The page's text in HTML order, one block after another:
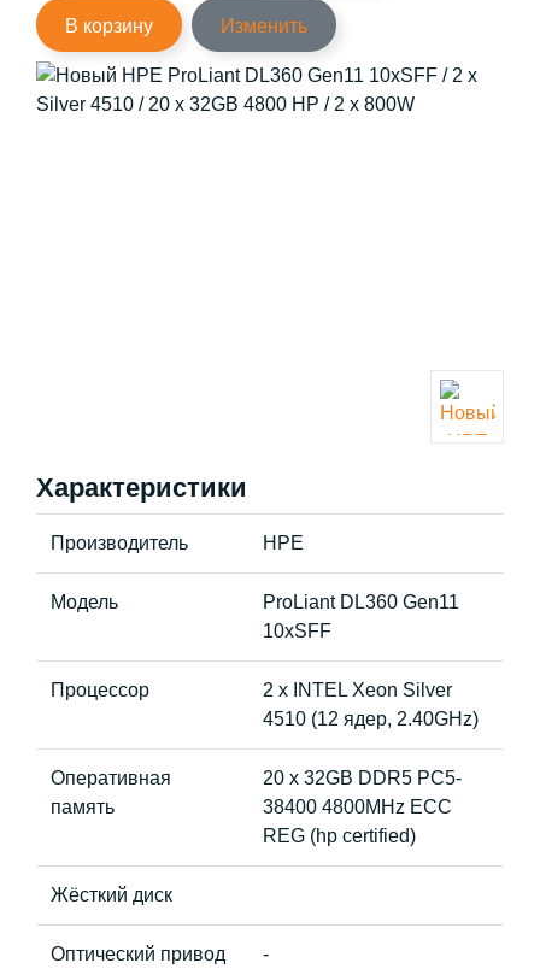
В корзину Изменить
Характеристики
Производитель HPE
Модель
ProLiant DL360 Gen11
10xSFF
Процессор
2 x INTEL Xeon Silver
4510 (12 ядер, 2.40GHz)
Оперативная
память
20 x 32GB DDR5 PC5-
38400 4800MHz ECC
REG (hp certified)
Жёсткий диск
Оптический привод -